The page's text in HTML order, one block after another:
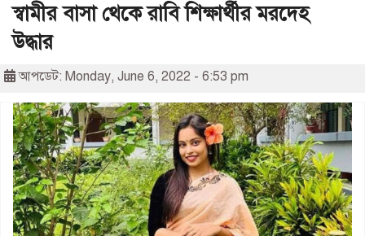
স্বামীর বাসা থেকে রাবি শিক্ষার্থীর মরদেহ
উদ্ধার
আপডেট: Monday, June 6, 2022 - 6:53 pm